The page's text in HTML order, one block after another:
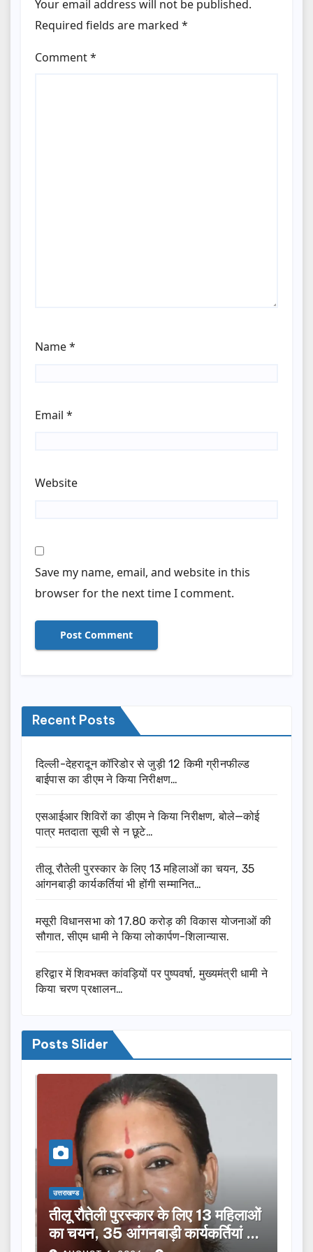
Your email address will not be published.
Required fields are marked *
Comment*
Name*
Email *
Website
Save my name, email, and website in this
browser for the next time I comment.
Recent Posts
दिल्ली-देहरादून कॉरिडोर से जुड़ी 12 किमी ग्रीनफील्ड
बाईपास का डीएम ने किया निरीक्षण…
एसआईआर शिविरों का डीएम ने किया निरीक्षण, बोले—कोई
पात्र मतदाता सूची से न छूटे…
तीलू रौतेली पुरस्कार के लिए 13 महिलाओं का चयन, 35
आंगनबाड़ी कार्यकर्तियां भी होंगी सम्मानित…
मसूरी विधानसभा को 17.80 करोड़ की विकास योजनाओं की
सौगात, सीएम धामी ने किया लोकार्पण-शिलान्यास.
हरिद्वार में शिवभक्त कांवड़ियों पर पुष्पवर्षा, मुख्यमंत्री धामी ने
किया चरण प्रक्षालन…
Posts Slider
उत्तराखण्ड
तीलू रौतेली पुरस्कार के लिए 13 महिलाओं
का चयन, 35 आंगनबाड़ी कार्यकर्तियां भी